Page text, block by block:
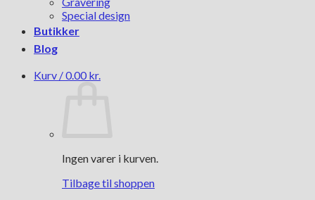
Special design
Butikker
Blog
Kurv /0.00 kr.
Ingen varer i kurven.
Tilbage til shoppen